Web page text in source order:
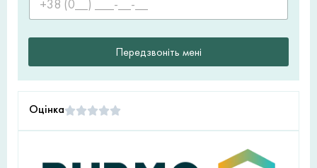
Передзвоніть мені
Оцінка